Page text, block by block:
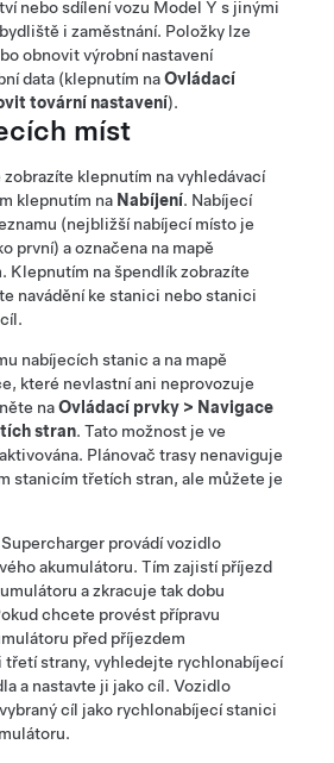
nebo sdílení vozu Model Y s jinými
i zaměstnání. Položky lze
obnovit výrobní nastavení
data (klepnutím naOvládací
tovární nastavení).
míst
zobrazíte klepnutím na vyhledávací
klepnutím na Nabíjení. Nabíjecí
(nejbližší nabíjecí místo je
první) a označena na mapě
Klepnutím na špendlík zobrazíte
navádění ke stanici nebo stanici
nabíjecích stanic a na mapě
které nevlastní ani neprovozuje
naOvládací prvky > Navigace
stran. Tato možnost je ve
Plánovač trasy nenaviguje
stanicím třetích stran, ale můžete je
provádí vozidlo
akumulátoru. Tím zajistí příjezd
a zkracuje tak dobu
chcete provést přípravu
před příjezdem
strany, vyhledejte rychlonabíjecí
a nastavte ji jako cíl. Vozidlo
cíl jako rychlonabíjecí stanici